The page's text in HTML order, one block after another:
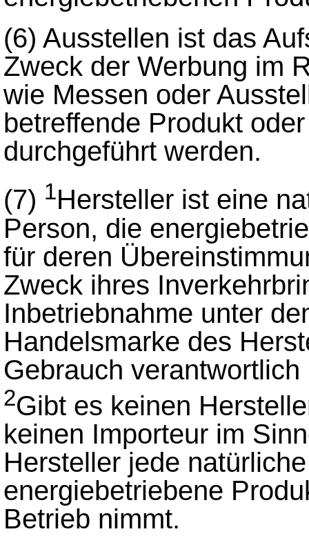
(6) Ausstellen ist das
Zweck der Werbung im
wie Messen oder
betreffende Produkt
durchgeführt werden.
(7) 1Hersteller ist eine
Person, die
für deren
Zweck ihres
Inbetriebnahme unter
Handelsmarke des
Gebrauch verantwortlich
2Gibt es keinen
keinen Importeur im
Hersteller jede
energiebetriebene
Betrieb nimmt.